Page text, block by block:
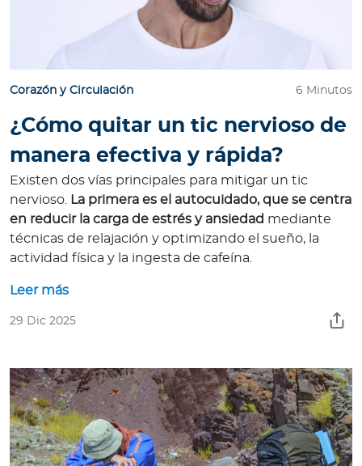
Corazón y Circulación 6 Minutos
¿Cómo quitar un tic nervioso de
manera efectiva y rápida?
Existen dos vías principales para mitigar un tic
nervioso. La primera es el autocuidado, que se centra
en reducir la carga de estrés y ansiedad mediante
técnicas de relajación y optimizando el sueño, la
actividad física y la ingesta de cafeína.
Leer más
29 Dic 2025